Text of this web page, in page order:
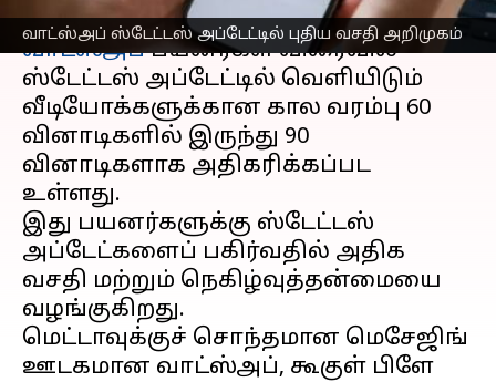
வாட்ஸ்அப் ஸ்டேட்டஸ் அப்டேட்டில் புதிய வசதி அறிமுகம்
செய்தி முன்னோட்டம்
வாட்ஸ்அப்பயனர்கள் விரைவில்
ஸ்டேட்டஸ் அப்டேட்டில் வெளியிடும்
வீடியோக்களுக்கான கால வரம்பு 60
வினாடிகளில் இருந்து 90
வினாடிகளாக அதிகரிக்கப்பட
உள்ளது.
இது பயனர்களுக்கு ஸ்டேட்டஸ்
அப்டேட்களைப் பகிர்வதில் அதிக
வசதி மற்றும் நெகிழ்வுத்தன்மையை
வழங்குகிறது.
மெட்டாவுக்குச் சொந்தமான மெசேஜிங்
ஊடகமான வாட்ஸ்அப், கூகுள் பிளே